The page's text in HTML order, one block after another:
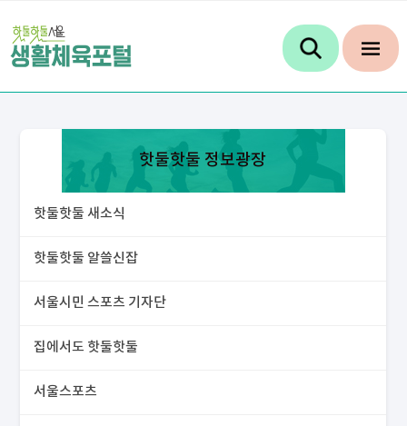
핫둘핫둘 정보광장
핫둘핫둘 새소식
핫둘핫둘 알쓸신잡
서울시민 스포츠 기자단
집에서도 핫둘핫둘
서울스포츠